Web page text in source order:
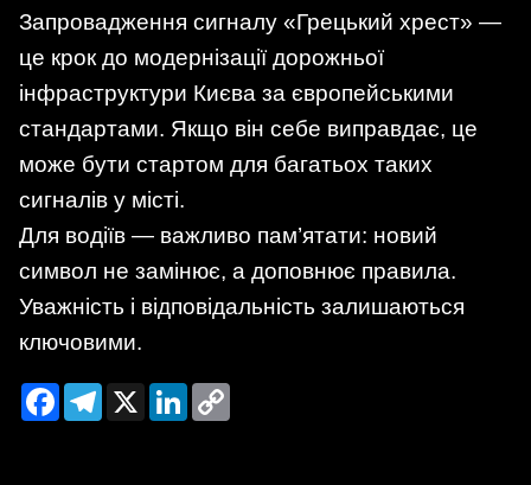
Запровадження сигналу «Грецький хрест» —
це крок до модернізації дорожньої
інфраструктури Києва за європейськими
стандартами. Якщо він себе виправдає, це
може бути стартом для багатьох таких
сигналів у місті.
Для водіїв — важливо пам’ятати: новий
символ не замінює, а доповнює правила.
Уважність і відповідальність залишаються
ключовими.
FacebookTelegram
X LinkedIn